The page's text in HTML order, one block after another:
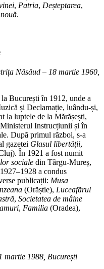
, Patria, Deșteptarea,
.
Năsăud – 18 martie 1960,
București în 1912, unde a
și Declamație, luându-și,
la luptele de la Mărășești,
Instrucțiunii și în
După primul război, s-a
gazetei Glasul libertății,
În 1921 a fost numit
sociale din Târgu-Mureș,
a condus
publicații: Musa
(Orăștie), Luceafărul
, Societatea de mâine
, Familia (Oradea),
martie 1988, București